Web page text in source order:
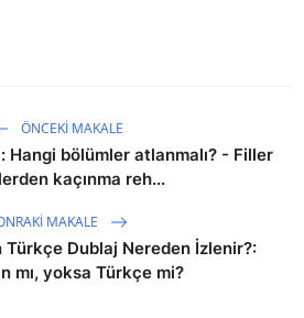
ÖNCEKI MAKALE
Hangi bölümler atlanmalı? - Filler
kaçınma reh...
MAKALE
Türkçe Dublaj Nereden İzlenir?:
mı, yoksa Türkçe mi?